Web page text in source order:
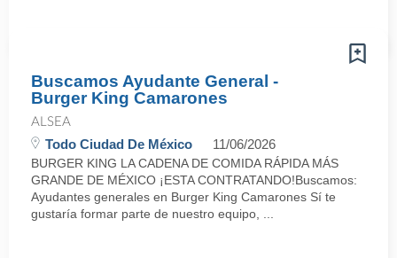
Buscamos Ayudante General -
Burger King Camarones
ALSEA
Todo Ciudad De México 11/06/2026
BURGER KING LA CADENA DE COMIDA RÁPIDA MÁS
GRANDE DE MÉXICO ¡ESTA CONTRATANDO!Buscamos:
Ayudantes generales en Burger King Camarones Sí te
gustaría formar parte de nuestro equipo, ...